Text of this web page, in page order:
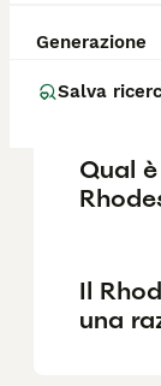
Generazione
Salva
Come
di
Qual
Il
una